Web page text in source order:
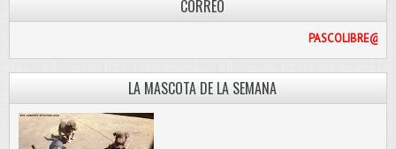
CORREO
LA MASCOTA DE LA SEMANA